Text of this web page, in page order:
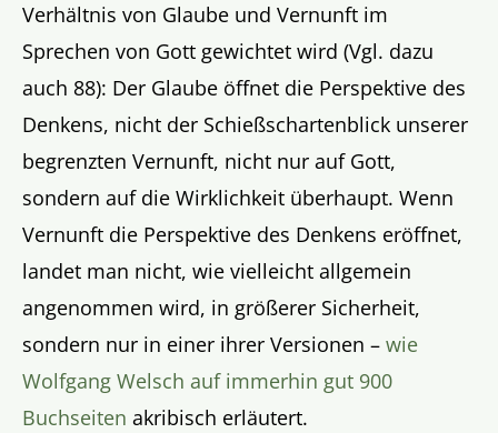
Verhältnis von Glaube und Vernunft im
Sprechen von Gott gewichtet wird (Vgl. dazu
auch 88): Der Glaube öffnet die Perspektive des
Denkens, nicht der Schießschartenblick unserer
begrenzten Vernunft, nicht nur auf Gott,
sondern auf die Wirklichkeit überhaupt. Wenn
Vernunft die Perspektive des Denkens eröffnet,
landet man nicht, wie vielleicht allgemein
angenommen wird, in größerer Sicherheit,
sondern nur in einer ihrer Versionen – wie
Wolfgang Welsch auf immerhin gut 900
Buchseiten akribisch erläutert.